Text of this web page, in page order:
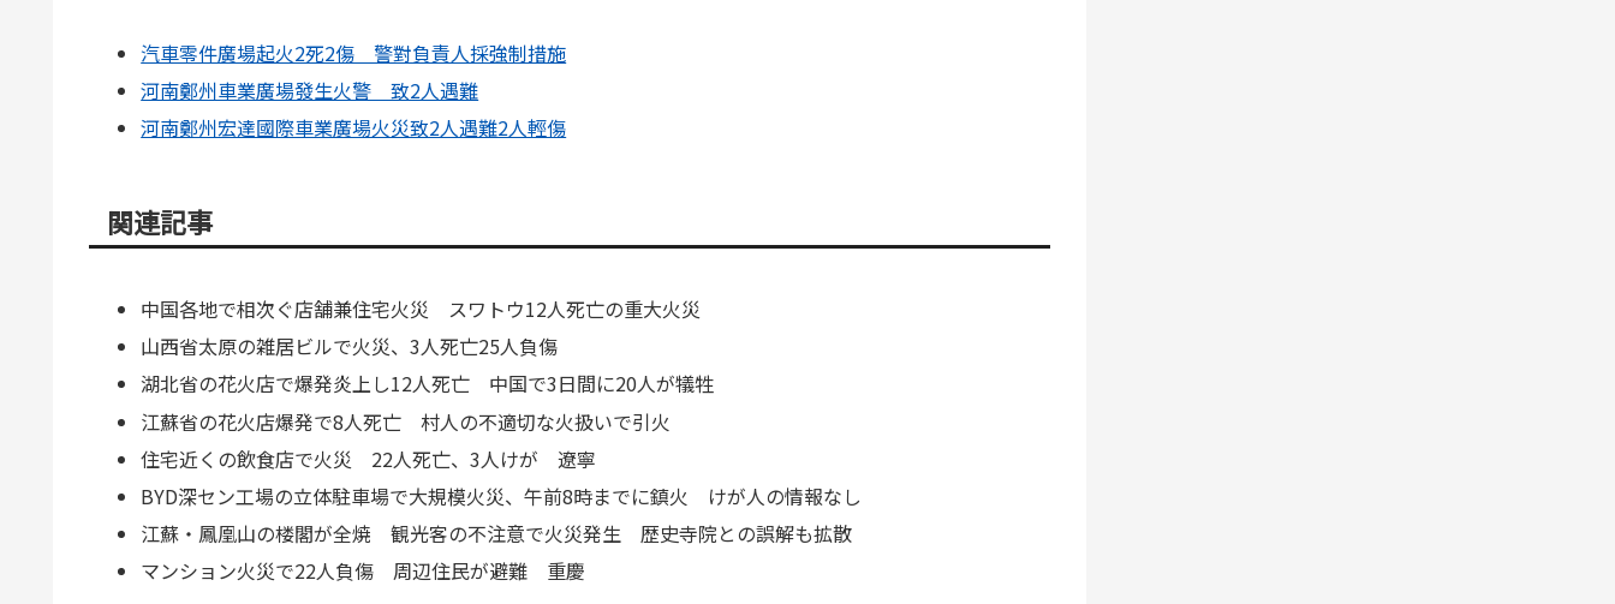
汽車零件廣場起火2死2傷 警對負責人採強制措施
河南鄭州車業廣場發生火警 致2人遇難
河南鄭州宏達國際車業廣場火災致2人遇難2人輕傷
関連記事
中国各地で相次ぐ店舗兼住宅火災 スワトウ12人死亡の重大火災
山西省太原の雑居ビルで火災、3人死亡25人負傷
湖北省の花火店で爆発炎上し12人死亡 中国で3日間に20人が犠牲
江蘇省の花火店爆発で8人死亡 村人の不適切な火扱いで引火
住宅近くの飲食店で火災 22人死亡、3人けが 遼寧
BYD深セン工場の立体駐車場で大規模火災、午前8時までに鎮火 けが人の情報なし
江蘇・鳳凰山の楼閣が全焼 観光客の不注意で火災発生 歴史寺院との誤解も拡散
マンション火災で22人負傷 周辺住民が避難 重慶